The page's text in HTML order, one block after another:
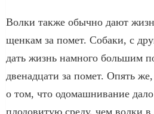
Волки также обычно дают
щенкам за помет. Собаки, с
дать жизнь намного большим
двенадцати за помет. Опять
о том, что одомашнивание
плодовитую среду, чем волки